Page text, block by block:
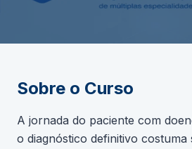
Sobre o Curso
A jornada do paciente com
o diagnóstico definitivo costuma